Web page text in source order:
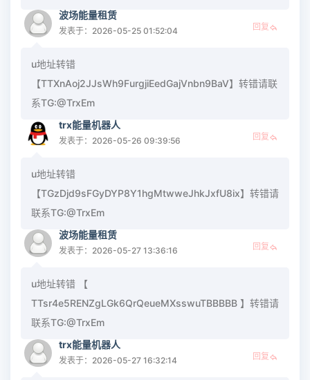
波场能量租赁
发表于：2026-05-25 01:52:04 回复
u地址转错
【TTXnAoj2JJsWh9FurgjiEedGajVnbn9BaV】转错请联
系TG:@TrxEm
trx能量机器人
发表于：2026-05-26 09:39:56 回复
u地址转错
【TGzDjd9sFGyDYP8Y1hgMtwweJhkJxfU8ix】转错请
联系TG:@TrxEm
波场能量租赁
发表于：2026-05-27 13:36:16 回复
u地址转错 【
TTsr4e5RENZgLGk6QrQeueMXsswuTBBBBB 】转错请
联系TG:@TrxEm
trx能量机器人
发表于：2026-05-27 16:32:14 回复